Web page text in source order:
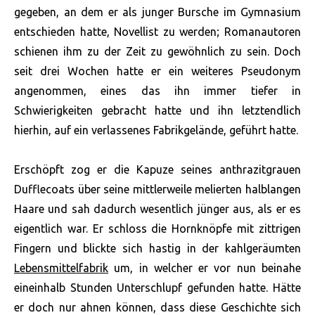
gegeben, an dem er als junger Bursche im Gymnasium
entschieden hatte, Novellist zu werden; Romanautoren
schienen ihm zu der Zeit zu gewöhnlich zu sein. Doch
seit drei Wochen hatte er ein weiteres Pseudonym
angenommen, eines das ihn immer tiefer in
Schwierigkeiten gebracht hatte und ihn letztendlich
hierhin, auf ein verlassenes Fabrikgelände, geführt hatte.
Erschöpft zog er die Kapuze seines anthrazitgrauen
Dufflecoats über seine mittlerweile melierten halblangen
Haare und sah dadurch wesentlich jünger aus, als er es
eigentlich war. Er schloss die Hornknöpfe mit zittrigen
Fingern und blickte sich hastig in der kahlgeräumten
Lebensmittelfabrik um, in welcher er vor nun beinahe
eineinhalb Stunden Unterschlupf gefunden hatte. Hätte
er doch nur ahnen können, dass diese Geschichte sich